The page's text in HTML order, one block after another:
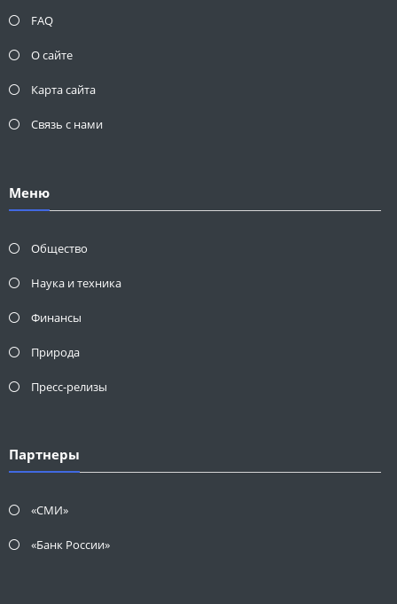
FAQ
О сайте
Карта сайта
Связь с нами
Меню
Общество
Наука и техника
Финансы
Природа
Пресс-релизы
Партнеры
«СМИ»
«Банк России»